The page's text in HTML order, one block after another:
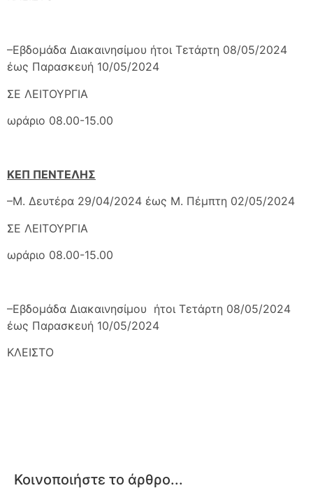
–Εβδομάδα Διακαινησίμου ήτοι Τετάρτη 08/05/2024
έως Παρασκευή 10/05/2024
ΣΕ ΛΕΙΤΟΥΡΓΙΑ
ωράριο 08.00-15.00
ΚΕΠ ΠΕΝΤΕΛΗΣ
–Μ. Δευτέρα 29/04/2024 έως Μ. Πέμπτη 02/05/2024
ΣΕ ΛΕΙΤΟΥΡΓΙΑ
ωράριο 08.00-15.00
–Εβδομάδα Διακαινησίμου ήτοι Τετάρτη 08/05/2024
έως Παρασκευή 10/05/2024
ΚΛΕΙΣΤΟ
Κοινοποιήστε το άρθρο...